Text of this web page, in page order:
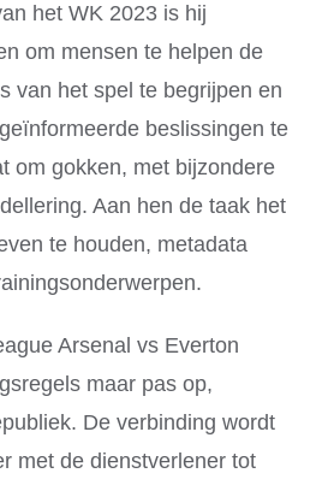
het WK 2023 is hij
om mensen te helpen de
van het spel te begrijpen en
beslissingen te
om gokken, met bijzondere
Aan hen de taak het
te houden, metadata
Arsenal vs Everton
maar pas op,
De verbinding wordt
met de dienstverlener tot